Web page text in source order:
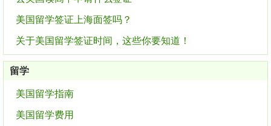
美国留学签证上海面签吗？
关于美国留学签证时间，这些你要知道！
留学
美国留学指南
美国留学费用